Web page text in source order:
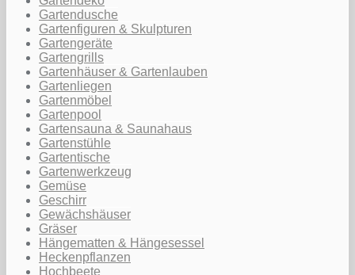
Gartendusche
Gartenfiguren & Skulpturen
Gartengeräte
Gartengrills
Gartenhäuser & Gartenlauben
Gartenliegen
Gartenmöbel
Gartenpool
Gartensauna & Saunahaus
Gartenstühle
Gartentische
Gartenwerkzeug
Gemüse
Geschirr
Gewächshäuser
Gräser
Hängematten & Hängesessel
Heckenpflanzen
Hochbeete